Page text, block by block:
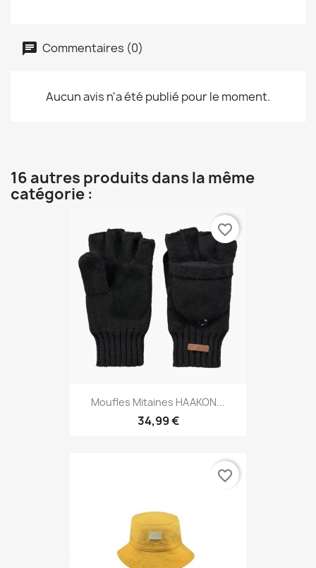
Commentaires (0)
Aucun avis n'a été publié pour le moment.
16 autres produits dans la même
catégorie :
Moufles Mitaines HAAKON...
34,99 €
favorite_border
favorite_border